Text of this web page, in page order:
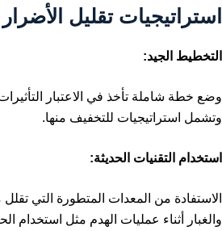
استراتيجيات تقليل الأضرار
التخطيط الجيد:
وضع خطة شاملة تأخذ في الاعتبار التأثيرات
وتشمل استراتيجيات للتخفيف منها.
استخدام التقنيات الحديثة:
الاستفادة من المعدات المتطورة التي
والغبار أثناء عمليات الهدم مثل استخدام